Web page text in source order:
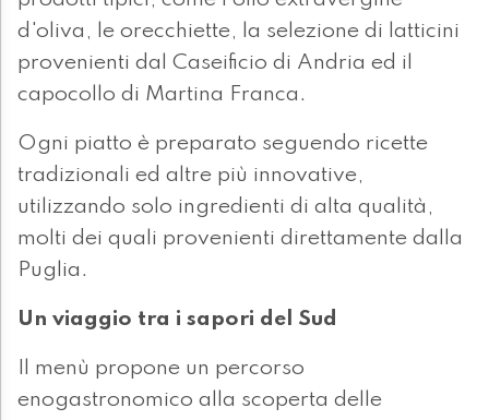
d'oliva, le orecchiette, la selezione di latticini
provenienti dal Caseificio di Andria ed il
capocollo di Martina Franca.
Ogni piatto è preparato seguendo ricette
tradizionali ed altre più innovative,
utilizzando solo ingredienti di alta qualità,
molti dei quali provenienti direttamente dalla
Puglia.
Un viaggio tra i sapori del Sud
Il menù propone un percorso
enogastronomico alla scoperta delle